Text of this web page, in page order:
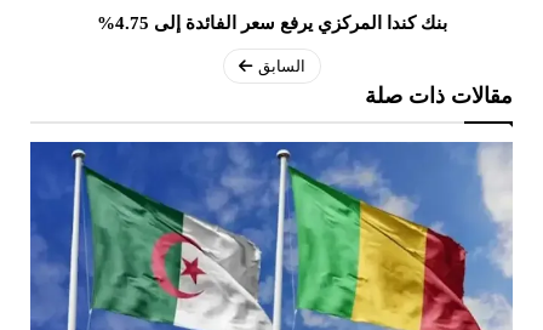
بنك كندا المركزي يرفع سعر الفائدة إلى 4.75%
السابق
مقالات ذات صلة